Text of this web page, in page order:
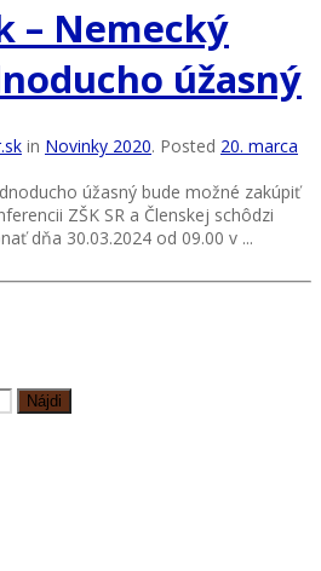
– Nemecký
úžasný
in Novinky 2020. Posted 20. marca
úžasný bude možné zakúpiť
ZŠK SR a Členskej schôdzi
dňa 30.03.2024 od 09.00 v ...